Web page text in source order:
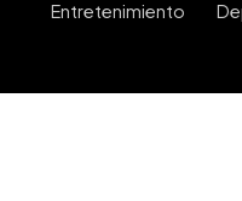
Entretenimiento